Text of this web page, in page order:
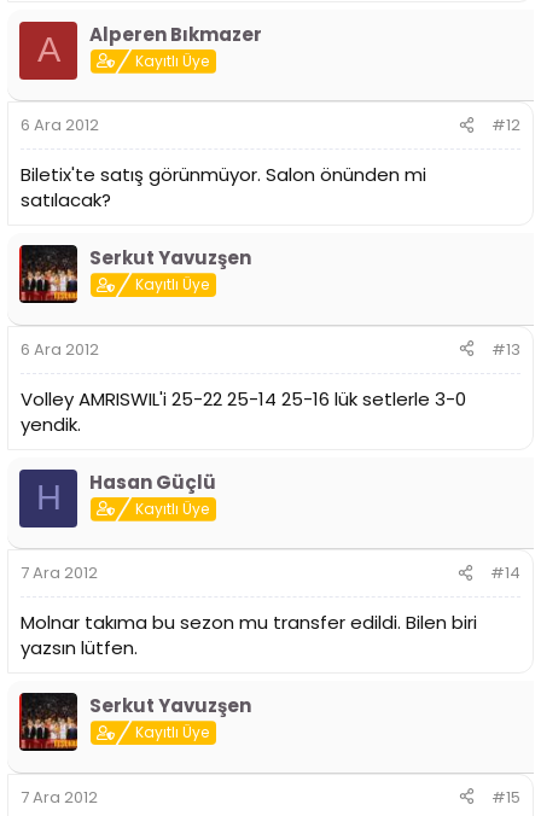
A Alperen Bıkmazer
Kayıtlı Üye
6 Ara 2012 #12
Biletix'te satış görünmüyor. Salon önünden mi
satılacak?
Serkut Yavuzşen
Kayıtlı Üye
6 Ara 2012 #13
Volley AMRISWIL'i 25-22 25-14 25-16 lük setlerle 3-0
yendik.
H Hasan Güçlü
Kayıtlı Üye
7 Ara 2012 #14
Molnar takıma bu sezon mu transfer edildi. Bilen biri
yazsın lütfen.
Serkut Yavuzşen
Kayıtlı Üye
7 Ara 2012 #15